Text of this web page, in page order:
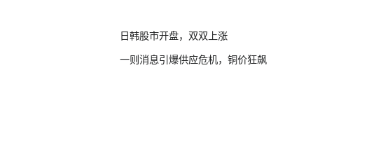
日韩股市开盘，双双上涨
一则消息引爆供应危机，铜价狂飙